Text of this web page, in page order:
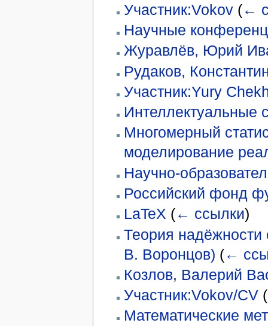
Участник:Vokov (←
Научные
Журавлёв, Юрий
Рудаков,
Участник:Yury
Многомерный
моделирование
Научно-
Российский фонд
LaTeX (← ссылки)
Теория надёжности
В. Воронцов) (←
Козлов, Валерий
Участник:Vokov/CV (
Математические